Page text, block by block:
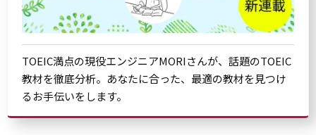
TOEIC満点の現役エンジニアMORIさんが、話題のTOEIC
教材を徹底分析。あなたに合った、最適の教材を見つけ
るお手伝いをします。